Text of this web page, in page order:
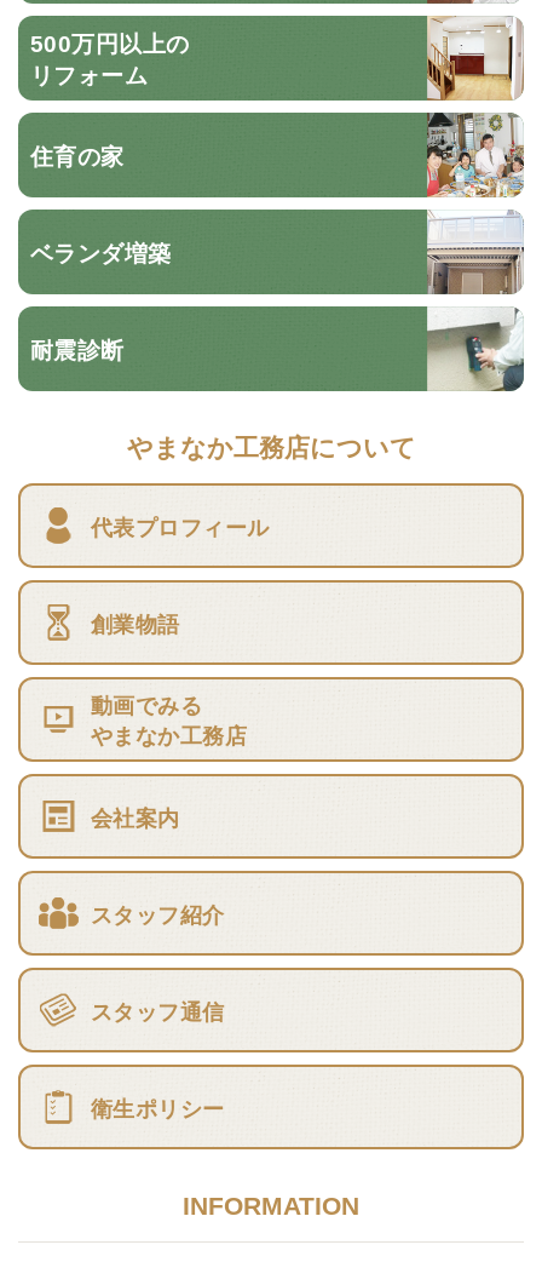
500万円以上の
リフォーム
住育の家
ベランダ増築
耐震診断
やまなか工務店について
代表プロフィール
創業物語
動画でみる
やまなか工務店
会社案内
スタッフ紹介
スタッフ通信
衛生ポリシー
INFORMATION